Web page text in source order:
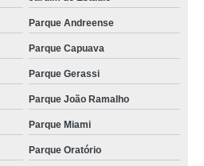
Parque Andreense
Parque Capuava
Parque Gerassi
Parque João Ramalho
Parque Miami
Parque Oratório